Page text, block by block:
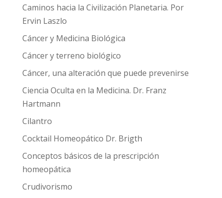
Caminos hacia la Civilización Planetaria. Por
Ervin Laszlo
Cáncer y Medicina Biológica
Cáncer y terreno biológico
Cáncer, una alteración que puede prevenirse
Ciencia Oculta en la Medicina. Dr. Franz
Hartmann
Cilantro
Cocktail Homeopático Dr. Brigth
Conceptos básicos de la prescripción
homeopática
Crudivorismo